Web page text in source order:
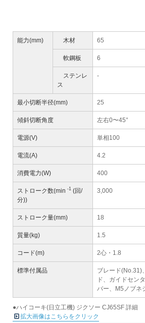
能力(mm) 木材 65
軟鋼板 6
ステンレ
ス
-
最小切断半径(mm) 25
傾斜切断角度 左右0〜45°
電源(V) 単相100
電流(A) 4.2
消費電力(W) 400
ストローク数(min -1 (回/
分))
3,000
ストローク量(mm) 18
質量(kg) 1.5
コード(m) 2心・1.8
標準付属品
ブレード(No.31)
ド、ガイドセン
バー、M5ノブネ
●ハイコーキ(日立工機) ジクソー CJ65SF 詳細
拡大画像はこちらをクリック